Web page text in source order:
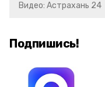
Видео: Астрахань 24
Подпишись!